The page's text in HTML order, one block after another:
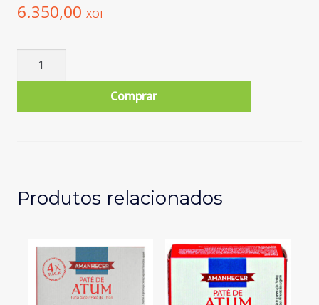
6.350,00 XOF
Quantidade
de
Comprar
Produtos relacionados